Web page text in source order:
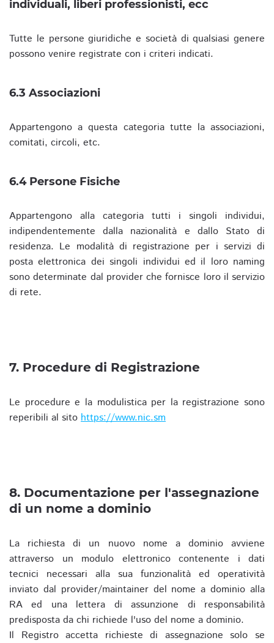
individuali, liberi professionisti, ecc
Tutte le persone giuridiche e società di qualsiasi genere
possono venire registrate con i criteri indicati.
6.3 Associazioni
Appartengono a questa categoria tutte la associazioni,
comitati, circoli, etc.
6.4 Persone Fisiche
Appartengono alla categoria tutti i singoli individui,
indipendentemente dalla nazionalità e dallo Stato di
residenza. Le modalità di registrazione per i servizi di
posta elettronica dei singoli individui ed il loro naming
sono determinate dal provider che fornisce loro il servizio
di rete.
7. Procedure di Registrazione
Le procedure e la modulistica per la registrazione sono
reperibili al sito https://www.nic.sm
8. Documentazione per l'assegnazione
di un nome a dominio
La richiesta di un nuovo nome a dominio avviene
attraverso un modulo elettronico contenente i dati
tecnici necessari alla sua funzionalità ed operatività
inviato dal provider/maintainer del nome a dominio alla
RA ed una lettera di assunzione di responsabilità
predisposta da chi richiede l'uso del nome a dominio.
Il Registro accetta richieste di assegnazione solo se